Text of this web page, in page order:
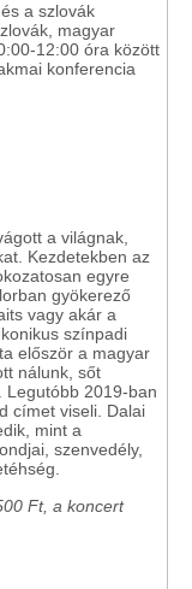
a szlovák
magyar
12:00 óra között
konferencia
a világnak,
Kezdetekben az
egyre
gyökerező
vagy akár a
színpadi
először a magyar
nálunk, sőt
Legutóbb 2019-ban
címet viseli. Dalai
mint a
szenvedély,
Ft, a koncert